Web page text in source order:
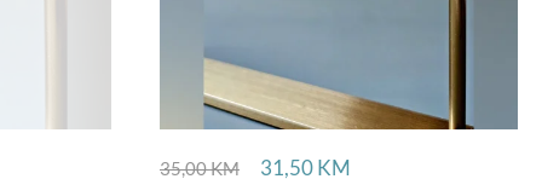
35,00KM 31,50KM